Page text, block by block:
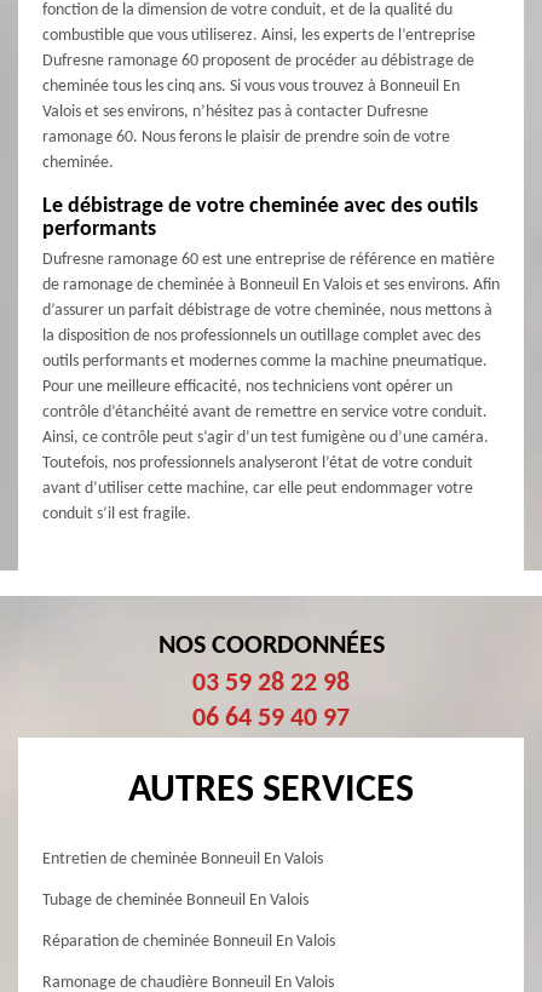
fonction de la dimension de votre conduit, et de la qualité du
combustible que vous utiliserez. Ainsi, les experts de l’entreprise
Dufresne ramonage 60 proposent de procéder au débistrage de
cheminée tous les cinq ans. Si vous vous trouvez à Bonneuil En
Valois et ses environs, n’hésitez pas à contacter Dufresne
ramonage 60. Nous ferons le plaisir de prendre soin de votre
cheminée.
Le débistrage de votre cheminée avec des outils
performants
Dufresne ramonage 60 est une entreprise de référence en matière
de ramonage de cheminée à Bonneuil En Valois et ses environs. Afin
d’assurer un parfait débistrage de votre cheminée, nous mettons à
la disposition de nos professionnels un outillage complet avec des
outils performants et modernes comme la machine pneumatique.
Pour une meilleure efficacité, nos techniciens vont opérer un
contrôle d’étanchéité avant de remettre en service votre conduit.
Ainsi, ce contrôle peut s’agir d’un test fumigène ou d’une caméra.
Toutefois, nos professionnels analyseront l’état de votre conduit
avant d’utiliser cette machine, car elle peut endommager votre
conduit s’il est fragile.
NOS COORDONNÉES
03 59 28 22 98
06 64 59 40 97
AUTRES SERVICES
Entretien de cheminée Bonneuil En Valois
Tubage de cheminée Bonneuil En Valois
Réparation de cheminée Bonneuil En Valois
Ramonage de chaudière Bonneuil En Valois